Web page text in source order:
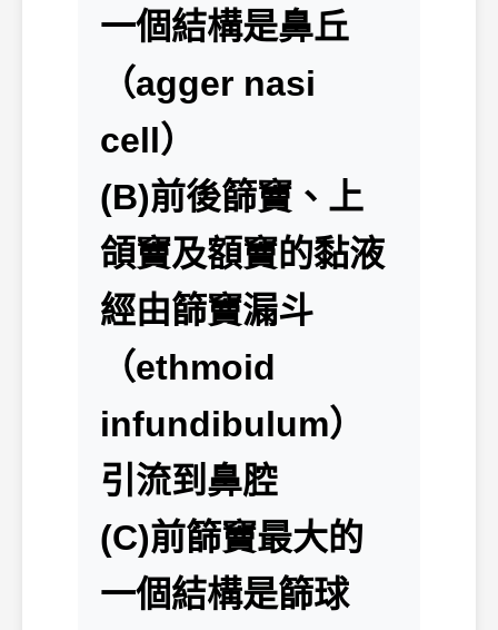
一個結構是鼻丘
（agger nasi
cell）
(B)前後篩竇、上
頜竇及額竇的黏液
經由篩竇漏斗
（ethmoid
infundibulum）
引流到鼻腔
(C)前篩竇最大的
一個結構是篩球